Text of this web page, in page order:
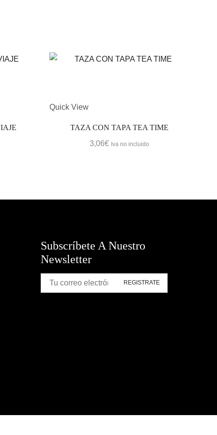
Quick View
TAZA CON TAPA TEA TIME
3,06€ Iva no incluido
Subscríbete A Nuestro
Newsletter